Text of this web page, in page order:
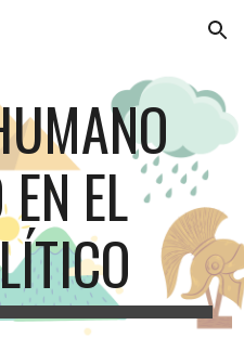
Skip to navigation
EL